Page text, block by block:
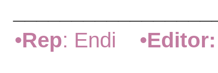
•Rep: Endi •Editor: